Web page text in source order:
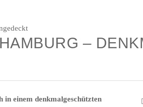
–
in einem denkmalgeschützten